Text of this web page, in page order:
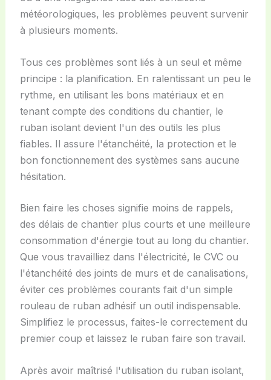
météorologiques, les problèmes peuvent survenir
à plusieurs moments.
Tous ces problèmes sont liés à un seul et même
principe : la planification. En ralentissant un peu le
rythme, en utilisant les bons matériaux et en
tenant compte des conditions du chantier, le
ruban isolant devient l'un des outils les plus
fiables. Il assure l'étanchéité, la protection et le
bon fonctionnement des systèmes sans aucune
hésitation.
Bien faire les choses signifie moins de rappels,
des délais de chantier plus courts et une meilleure
consommation d'énergie tout au long du chantier.
Que vous travailliez dans l'électricité, le CVC ou
l'étanchéité des joints de murs et de canalisations,
éviter ces problèmes courants fait d'un simple
rouleau de ruban adhésif un outil indispensable.
Simplifiez le processus, faites-le correctement du
premier coup et laissez le ruban faire son travail.
Après avoir maîtrisé l'utilisation du ruban isolant,